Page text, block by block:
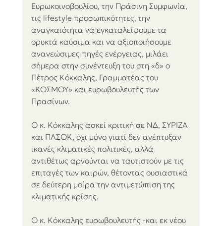
Ευρωκοινοβουλίου, την Πράσινη Συμφωνία,
τις lifestyle προσωπικότητες, την
αναγκαιότητα να εγκαταλείψουμε τα
ορυκτά καύσιμα και να αξιοποιήσουμε
ανανεώσιμες πηγές ενέργειας, μιλάει
σήμερα στην συνέντευξη του στη «δ» ο
Πέτρος Κόκκαλης, Γραμματέας του
«ΚΟΣΜΟΥ» και ευρωβουλευτής των
Πρασίνων.
Ο κ. Κόκκαλης ασκεί κριτική σε ΝΔ, ΣΥΡΙΖΑ
και ΠΑΣΟΚ, όχι μόνο γιατί δεν ανέπτυξαν
ικανές κλιματικές πολιτικές, αλλά
αντιθέτως αρνούνται να ταυτιστούν με τις
επιταγές των καιρών, θέτοντας ουσιαστικά
σε δεύτερη μοίρα την αντιμετώπιση της
κλιματικής κρίσης.
Ο κ. Κόκκαλης ευρωβουλευτής -και εκ νέου